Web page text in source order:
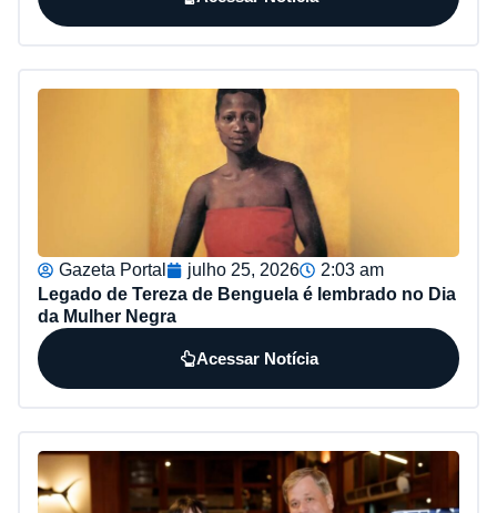
Gazeta Portal julho 25, 2026
2:03 am
Legado de Tereza de Benguela é lembrado no Dia
da Mulher Negra
Acessar Notícia